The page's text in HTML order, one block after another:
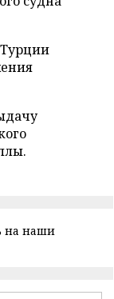
на наши